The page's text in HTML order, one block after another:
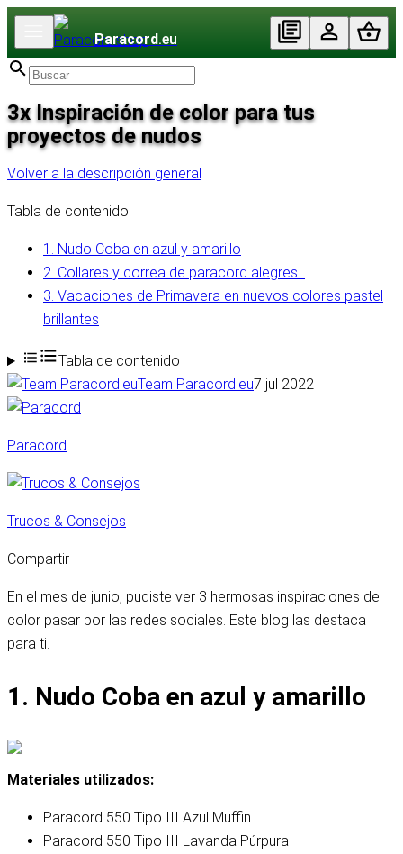
Paracord.eu
3x Inspiración de color para tus
proyectos de nudos
Volver a la descripción general
Tabla de contenido
1. Nudo Coba en azul y amarillo
2. Collares y correa de paracord alegres
3. Vacaciones de Primavera en nuevos colores pastel
brillantes
Tabla de contenido
Team Paracord.eu7 jul 2022
Paracord
Trucos & Consejos
Compartir
En el mes de junio, pudiste ver 3 hermosas inspiraciones de
color pasar por las redes sociales. Este blog las destaca
para ti.
1. Nudo Coba en azul y amarillo
Materiales utilizados:
Paracord 550 Tipo III Azul Muffin
Paracord 550 Tipo III Lavanda Púrpura